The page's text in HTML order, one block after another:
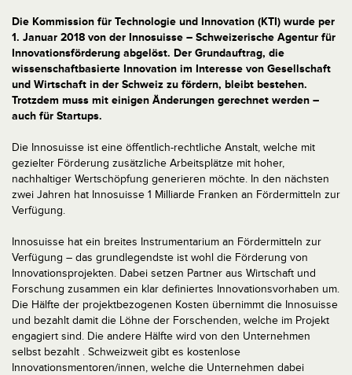
Die Kommission für Technologie und Innovation (KTI) wurde per
1. Januar 2018 von der Innosuisse – Schweizerische Agentur für
Innovationsförderung abgelöst. Der Grundauftrag, die
wissenschaftbasierte Innovation im Interesse von Gesellschaft
und Wirtschaft in der Schweiz zu fördern, bleibt bestehen.
Trotzdem muss mit einigen Änderungen gerechnet werden –
auch für Startups.
Die Innosuisse ist eine öffentlich-rechtliche Anstalt, welche mit
gezielter Förderung zusätzliche Arbeitsplätze mit hoher,
nachhaltiger Wertschöpfung generieren möchte. In den nächsten
zwei Jahren hat Innosuisse 1 Milliarde Franken an Fördermitteln zur
Verfügung.
Innosuisse hat ein breites Instrumentarium an Fördermitteln zur
Verfügung – das grundlegendste ist wohl die Förderung von
Innovationsprojekten. Dabei setzen Partner aus Wirtschaft und
Forschung zusammen ein klar definiertes Innovationsvorhaben um.
Die Hälfte der projektbezogenen Kosten übernimmt die Innosuisse
und bezahlt damit die Löhne der Forschenden, welche im Projekt
engagiert sind. Die andere Hälfte wird von den Unternehmen
selbst bezahlt . Schweizweit gibt es kostenlose
Innovationsmentoren/innen, welche die Unternehmen dabei